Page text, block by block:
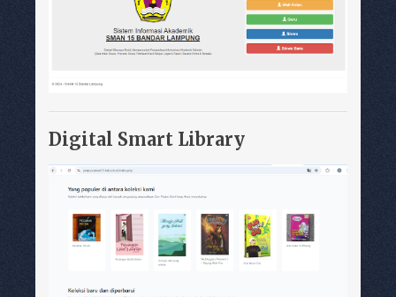
Digital Smart Library